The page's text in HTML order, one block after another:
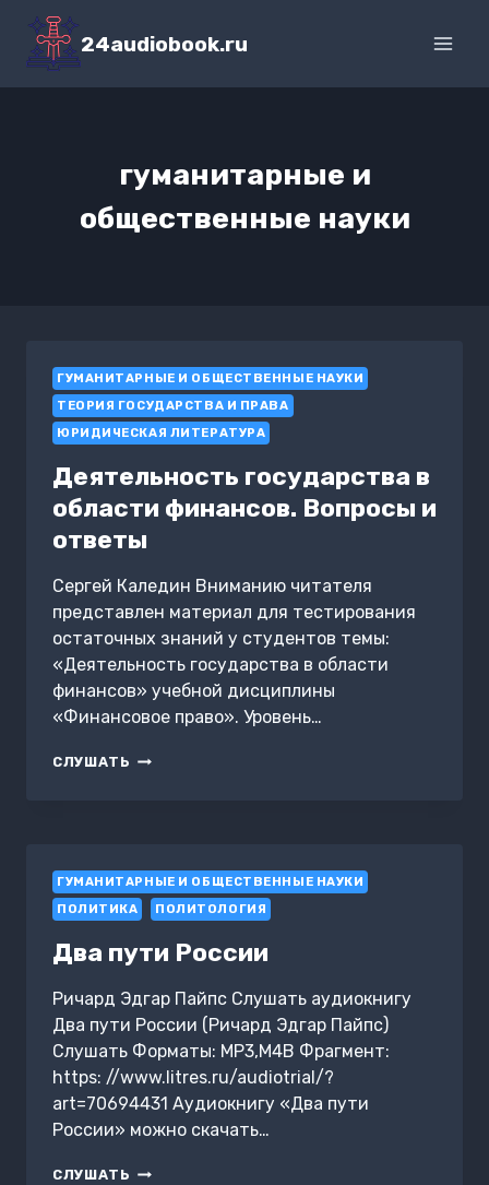
Перейти
содержимому
24audiobook.ru
гуманитарные и
общественные науки
ГУМАНИТАРНЫЕ И ОБЩЕСТВЕННЫЕ НАУКИ
ТЕОРИЯ ГОСУДАРСТВА И ПРАВА
ЮРИДИЧЕСКАЯ ЛИТЕРАТУРА
Деятельность государства в
области финансов. Вопросы и
ответы
Сергей Каледин Вниманию читателя
представлен материал для тестирования
остаточных знаний у студентов темы:
«Деятельность государства в области
финансов» учебной дисциплины
«Финансовое право». Уровень…
СЛУШАТЬ ДЕЯТЕЛЬНОСТЬ
И
ОТВЕТЫ
ГУМАНИТАРНЫЕ И ОБЩЕСТВЕННЫЕ НАУКИ
ПОЛИТИКА
ПОЛИТОЛОГИЯ
Два пути России
Ричард Эдгар Пайпс Слушать аудиокнигу
Два пути России (Ричард Эдгар Пайпс)
Слушать Форматы: MP3,M4B Фрагмент:
https: //www.litres.ru/audiotrial/?
art=70694431 Аудиокнигу «Два пути
России» можно скачать…
СЛУШАТЬ ДВА